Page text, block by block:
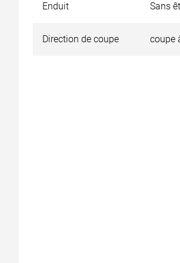
Enduit Sans
Direction de coupe coupe